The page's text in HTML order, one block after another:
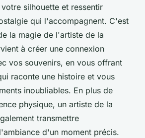
silhouette et ressentir
qui l'accompagnent. C'est
la magie de l'artiste de la
à créer une connexion
vos souvenirs, en vous offrant
raconte une histoire et vous
inoubliables. En plus de
physique, un artiste de la
transmettre
d'un moment précis.